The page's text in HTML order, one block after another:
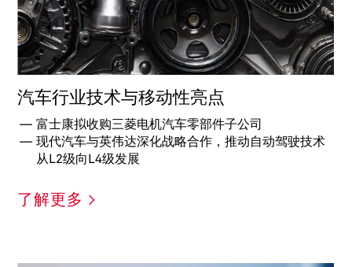
汽车行业技术与移动性亮点
富士康拟收购三菱电机汽车零部件子公司
现代汽车与英伟达深化战略合作，推动自动驾驶技术
从L2级向L4级发展
了解更多 >